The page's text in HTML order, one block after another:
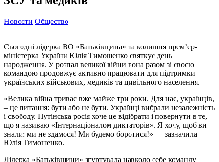
Новости Общество
Сьогодні лідерка ВО «Батьківщина» та колишня прем’єр-
міністерка України Юлія Тимошенко святкує день
народження. У розпал великої війни вона разом зі своєю
командою продовжує активно працювати для підтримки
українських військових, медиків та цивільного населення.
«Велика війна триває вже майже три роки. Для нас, українців,
– це питання: бути або не бути. Українці вибрали незалежність
і свободу. Путінська росія хоче це відібрати і повернути в те,
що я називаю «Інтернаціоналом диктаторів». Я хочу, щоб ви
знали: ми не здамося! Ми будемо боротися!» — зазначила
Юлія Тимошенко.
Лідерка «Батьківщини» згуртувала навколо себе команду